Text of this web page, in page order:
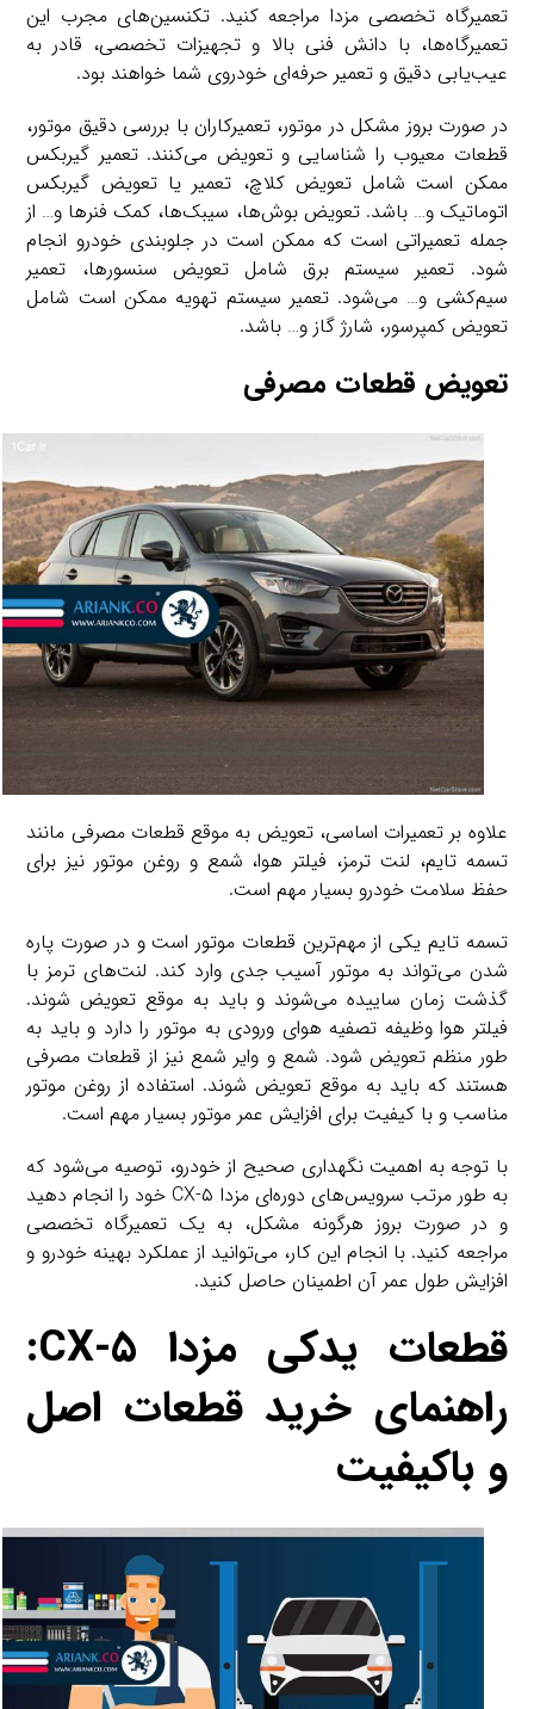
تعمیرگاه تخصصی مزدا مراجعه کنید. تکنسین‌های مجرب این
تعمیرگاه‌ها، با دانش فنی بالا و تجهیزات تخصصی، قادر به
عیب‌یابی دقیق و تعمیر حرفه‌ای خودروی شما خواهند بود.
در صورت بروز مشکل در موتور، تعمیرکاران با بررسی دقیق موتور،
قطعات معیوب را شناسایی و تعویض می‌کنند. تعمیر گیربکس
ممکن است شامل تعویض کلاچ، تعمیر یا تعویض گیربکس
اتوماتیک و… باشد. تعویض بوش‌ها، سیبک‌ها، کمک فنرها و… از
جمله تعمیراتی است که ممکن است در جلوبندی خودرو انجام
شود. تعمیر سیستم برق شامل تعویض سنسورها، تعمیر
سیم‌کشی و… می‌شود. تعمیر سیستم تهویه ممکن است شامل
تعویض کمپرسور، شارژ گاز و… باشد.
تعویض قطعات مصرفی
علاوه بر تعمیرات اساسی، تعویض به موقع قطعات مصرفی مانند
تسمه تایم، لنت ترمز، فیلتر هوا، شمع و روغن موتور نیز برای
حفظ سلامت خودرو بسیار مهم است.
تسمه تایم یکی از مهم‌ترین قطعات موتور است و در صورت پاره
شدن می‌تواند به موتور آسیب جدی وارد کند. لنت‌های ترمز با
گذشت زمان ساییده می‌شوند و باید به موقع تعویض شوند.
فیلتر هوا وظیفه تصفیه هوای ورودی به موتور را دارد و باید به
طور منظم تعویض شود. شمع و وایر شمع نیز از قطعات مصرفی
هستند که باید به موقع تعویض شوند. استفاده از روغن موتور
مناسب و با کیفیت برای افزایش عمر موتور بسیار مهم است.
با توجه به اهمیت نگهداری صحیح از خودرو، توصیه می‌شود که
به طور مرتب سرویس‌های دوره‌ای مزدا CX-۵ خود را انجام دهید
و در صورت بروز هرگونه مشکل، به یک تعمیرگاه تخصصی
مراجعه کنید. با انجام این کار، می‌توانید از عملکرد بهینه خودرو و
افزایش طول عمر آن اطمینان حاصل کنید.
قطعات یدکی مزدا CX-۵:
راهنمای خرید قطعات اصل
و باکیفیت